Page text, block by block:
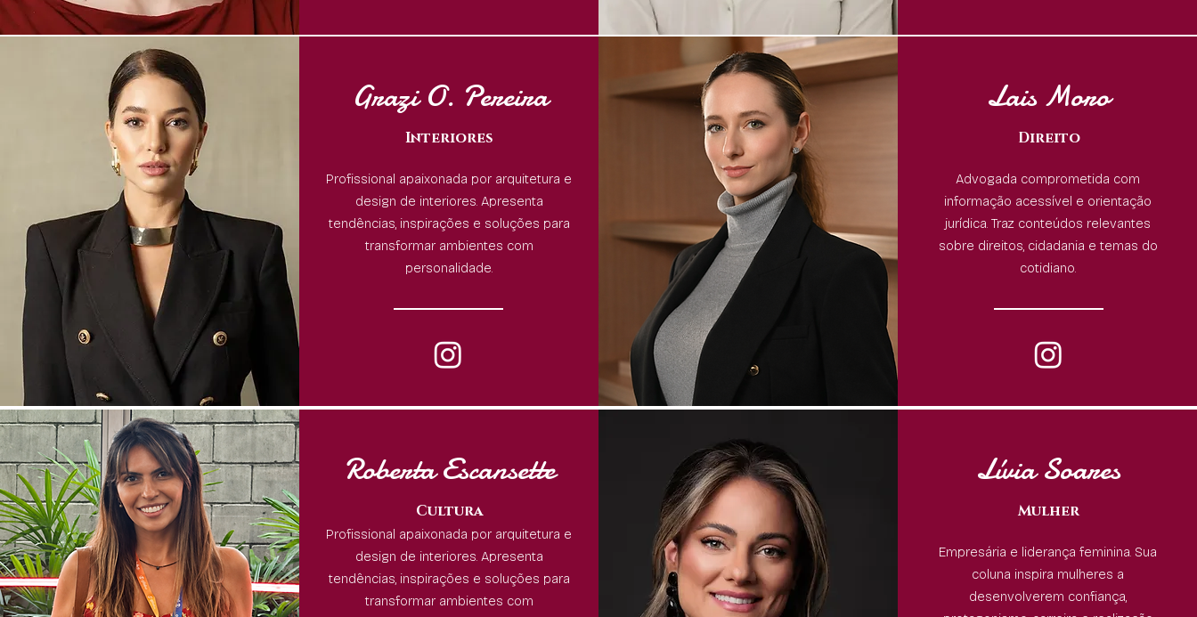
Grazi O. Pereira
Interiores
Profissional apaixonada por arquitetura e
design de interiores. Apresenta
tendências, inspirações e soluções para
transformar ambientes com
personalidade.
Lais Moro
Direito
Advogada comprometida com
informação acessível e orientação
jurídica. Traz conteúdos relevantes
sobre direitos, cidadania e temas do
cotidiano.
Roberta Escansette
Cultura
Profissional apaixonada por arquitetura e
design de interiores. Apresenta
tendências, inspirações e soluções para
transformar ambientes com
Lívia Soares
Mulher
Empresária e liderança feminina. Sua
coluna inspira mulheres a
desenvolverem confiança,